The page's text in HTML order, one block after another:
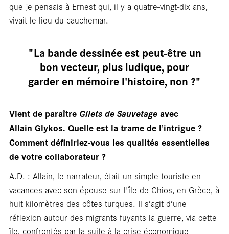
que je pensais à Ernest qui, il y a quatre‑vingt‑dix ans,
vivait le lieu du cauchemar.
"La bande dessinée est peut-être un
bon vecteur, plus ludique, pour
garder en mémoire l'histoire, non ?"
Vient de paraître Gilets de Sauvetageavec
Allain Glykos. Quelle est la trame de l’intrigue ?
Comment définiriez-vous les qualités essentielles
de votre collaborateur ?
A.D. : Allain, le narrateur, était un simple touriste en
vacances avec son épouse sur l'île de Chios, en Grèce, à
huit kilomètres des côtes turques. Il s’agit d’une
réflexion autour des migrants fuyants la guerre, via cette
île, confrontés par la suite à la crise économique